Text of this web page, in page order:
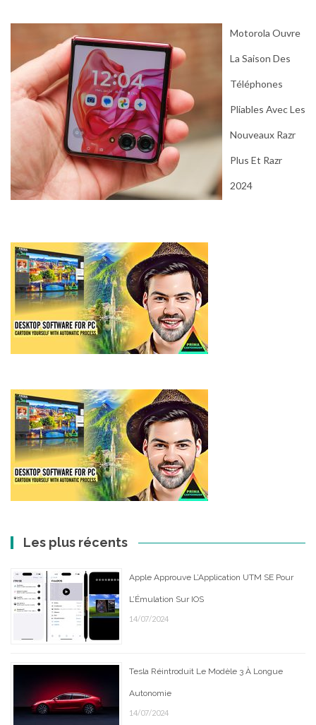
Motorola Ouvre
La Saison Des
Téléphones
Pliables Avec Les
Nouveaux Razr
Plus Et Razr
2024
Les plus récents
Apple Approuve L’Application UTM SE Pour
L’Émulation Sur IOS
14/07/2024
Tesla Réintroduit Le Modèle 3 À Longue
Autonomie
14/07/2024